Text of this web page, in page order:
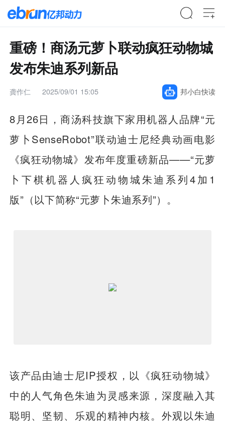
重磅！商汤元萝卜联动疯狂动物城
发布朱迪系列新品
龚作仁 2025/09/01 15:05 邦小白快读
8月26日，商汤科技旗下家用机器人品牌“元
萝卜SenseRobot”联动迪士尼经典动画电影
《疯狂动物城》发布年度重磅新品——“元萝
卜下棋机器人疯狂动物城朱迪系列4加1
版”（以下简称“元萝卜朱迪系列”）。
该产品由迪士尼IP授权，以《疯狂动物城》
中的人气角色朱迪为灵感来源，深度融入其
聪明、坚韧、乐观的精神内核。外观以朱迪